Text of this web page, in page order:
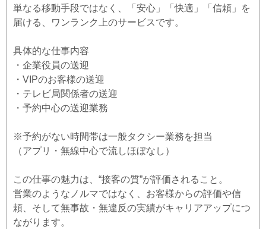
単なる移動手段ではなく、「安心」「快適」「信頼」を
届ける、ワンランク上のサービスです。
具体的な仕事内容
・企業役員の送迎
・VIPのお客様の送迎
・テレビ局関係者の送迎
・予約中心の送迎業務
※予約がない時間帯は一般タクシー業務を担当
（アプリ・無線中心で流しほぼなし）
この仕事の魅力は、“接客の質”が評価されること。
営業のようなノルマではなく、お客様からの評価や信
頼、そして無事故・無違反の実績がキャリアアップにつ
ながります。